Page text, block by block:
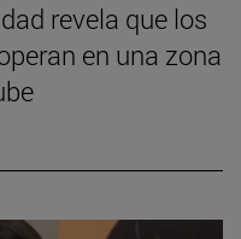
revela que los
en una zona